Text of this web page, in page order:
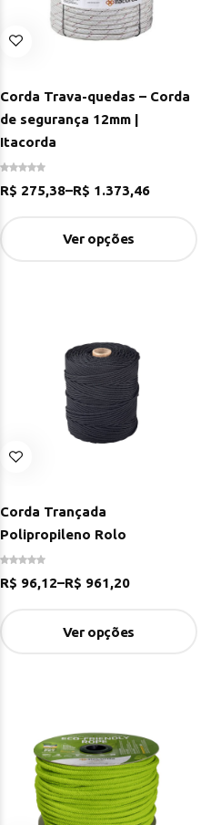
Corda Trava-quedas – Corda
de segurança 12mm |
Itacorda
R$ 275,38–R$ 1.373,46
Ver opções
Corda Trançada
Polipropileno Rolo
R$ 96,12–R$ 961,20
Ver opções